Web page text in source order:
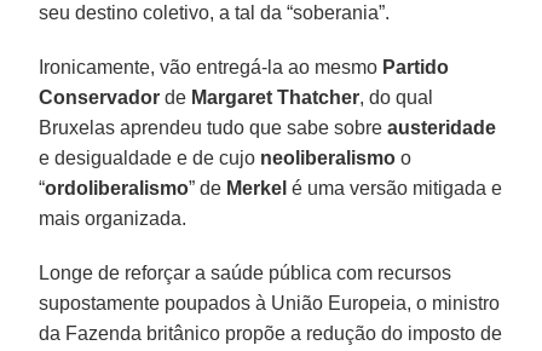
seu destino coletivo, a tal da “soberania”.
Ironicamente, vão entregá-la ao mesmo Partido
Conservador de Margaret Thatcher, do qual
Bruxelas aprendeu tudo que sabe sobreausteridade
e desigualdade e de cujo neoliberalismo o
“ordoliberalismo” de Merkel é uma versão mitigada e
mais organizada.
Longe de reforçar a saúde pública com recursos
supostamente poupados à União Europeia, o ministro
da Fazenda britânico propõe a redução do imposto de